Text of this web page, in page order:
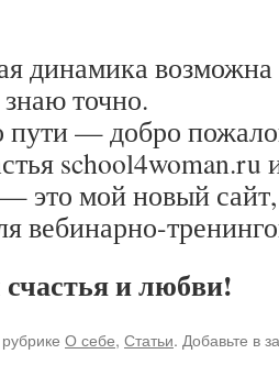
динамика
точно.
пути — добро
school4woman.ru
это мой новый
вебинарно-
и любви!
О себе, Статьи. Добавьте в